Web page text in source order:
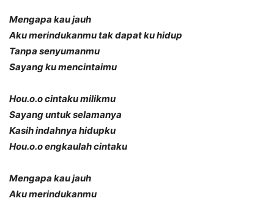
Mengapa kau jauh
Aku merindukanmu tak dapat ku hidup
Tanpa senyumanmu
Sayang ku mencintaimu
Hou.o.o cintaku milikmu
Sayang untuk selamanya
Kasih indahnya hidupku
Hou.o.o engkaulah cintaku
Mengapa kau jauh
Aku merindukanmu